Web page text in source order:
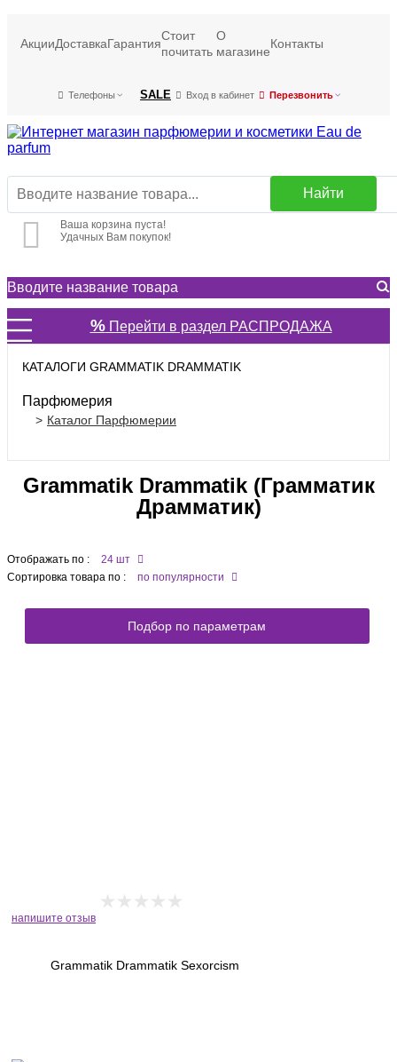
АкцииДоставкаГарантия
Стоит
почитать
О
магазине
Контакты
Телефоны SALE Вход в кабинет Перезвонить
Найти
Ваша корзина пуста!
Удачных Вам покупок!
%Перейти в раздел РАСПРОДАЖА
КАТАЛОГИ GRAMMATIK DRAMMATIK
Парфюмерия
Каталог Парфюмерии
Grammatik Drammatik (Грамматик
Драмматик)
Отображать по :
24 шт
Сортировка товара по :
по популярности
Подбор по параметрам
напишите отзыв
Grammatik Drammatik Sexorcism